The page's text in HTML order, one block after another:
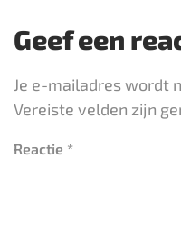
Geef een
Je e-mailadres wordt
Vereiste velden zijn
Reactie *